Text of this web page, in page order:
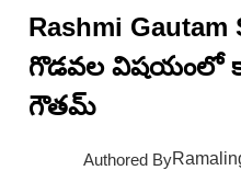
Rashmi
గొడ‌వ‌ల విష‌యంలో
గౌత‌మ్
Authored By